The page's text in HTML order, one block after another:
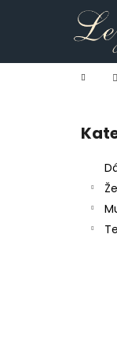
í
Späť
do
Späť
do